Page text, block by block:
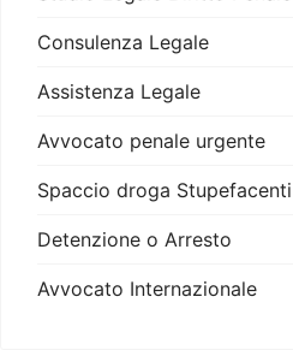
Consulenza Legale
Assistenza Legale
Avvocato penale urgente
Spaccio droga Stupefacenti
Detenzione o Arresto
Avvocato Internazionale